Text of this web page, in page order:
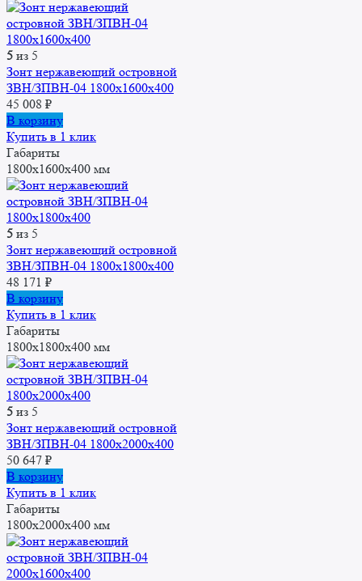
5 из 5
Зонт нержавеющий островной
ЗВН/ЗПВН-04 1800х1600х400
45 008 ₽
В корзину
Купить в 1 клик
Габариты
1800x1600x400 мм
5 из 5
Зонт нержавеющий островной
ЗВН/ЗПВН-04 1800х1800х400
48 171 ₽
В корзину
Купить в 1 клик
Габариты
1800x1800x400 мм
5 из 5
Зонт нержавеющий островной
ЗВН/ЗПВН-04 1800х2000х400
50 647 ₽
В корзину
Купить в 1 клик
Габариты
1800x2000x400 мм